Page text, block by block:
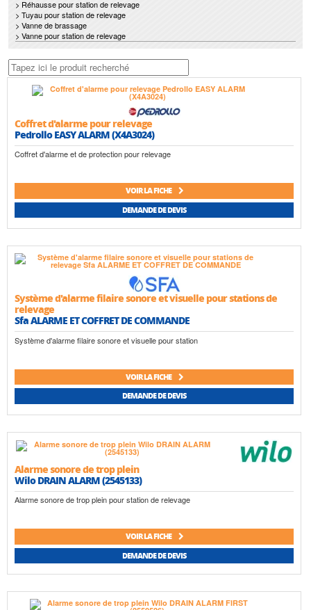
> Réhausse pour station de relevage
> Tuyau pour station de relevage
> Vanne de brassage
> Vanne pour station de relevage
Coffret d'alarme pour relevage
Pedrollo EASY ALARM (X4A3024)
Coffret d'alarme et de protection pour relevage
VOIR LA FICHE
DEMANDE DE DEVIS
Système d'alarme filaire sonore et visuelle pour stations de
relevage
Sfa ALARME ET COFFRET DE COMMANDE
Système d'alarme filaire sonore et visuelle pour station
VOIR LA FICHE
DEMANDE DE DEVIS
Alarme sonore de trop plein
Wilo DRAIN ALARM (2545133)
Alarme sonore de trop plein pour station de relevage
VOIR LA FICHE
DEMANDE DE DEVIS